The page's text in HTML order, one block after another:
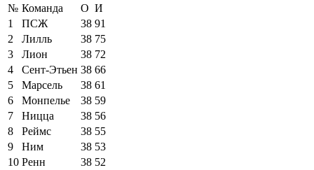
№ Команда О И
1
ПСЖ 38 91
2
Лилль 38 75
3
Лион 38 72
4
Сент-Этьен 38 66
5
Марсель 38 61
6
Монпелье 38 59
7
Ницца 38 56
8
Реймс 38 55
9
Ним 38 53
10 Ренн 38 52